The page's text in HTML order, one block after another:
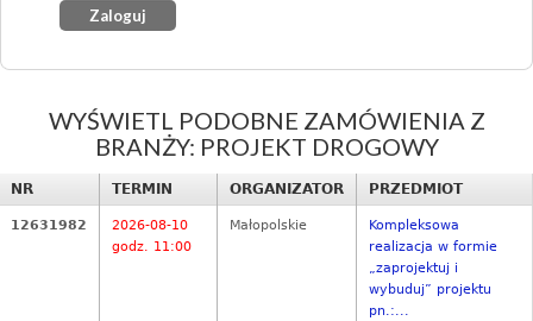
WYŚWIETL PODOBNE ZAMÓWIENIA Z
BRANŻY: PROJEKT DROGOWY
NR TERMIN ORGANIZATOR PRZEDMIOT
12631982
2026-08-10
godz. 11:00
Małopolskie
Kompleksowa
realizacja w formie
„zaprojektuj i
wybuduj” projektu
pn.:...